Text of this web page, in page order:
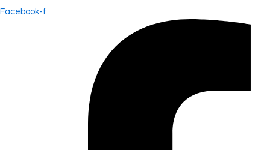
Facebook-f